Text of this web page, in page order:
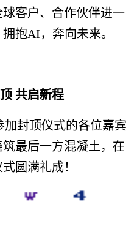
客户、合作伙伴进一
抱AI，奔向未来。
共启新程
加封顶仪式的各位嘉宾
最后一方混凝土，在
圆满礼成！